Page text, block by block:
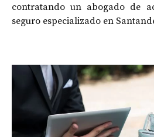
contratando un abogado de
seguro especializado en